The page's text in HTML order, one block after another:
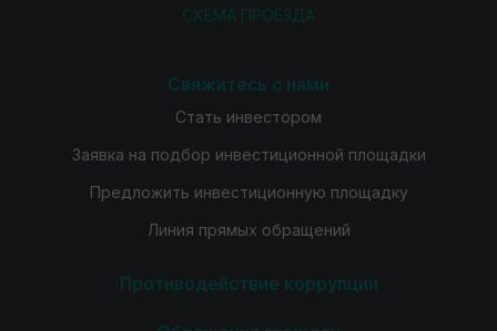
СХЕМА ПРОЕЗДА
Свяжитесь с нами
Стать инвестором
Заявка на подбор инвестиционной площадки
Предложить инвестиционную площадку
Линия прямых обращений
Противодействие коррупции